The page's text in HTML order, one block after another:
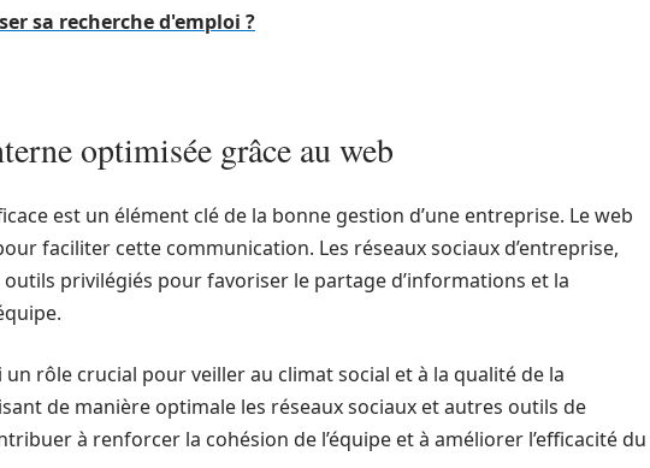
sa recherche d'emploi ?
optimisée grâce au web
est un élément clé de la bonne gestion d’une entreprise. Le web
faciliter cette communication. Les réseaux sociaux d’entreprise,
privilégiés pour favoriser le partage d’informations et la
rôle crucial pour veiller au climat social et à la qualité de la
de manière optimale les réseaux sociaux et autres outils de
à renforcer la cohésion de l’équipe et à améliorer l’efficacité du